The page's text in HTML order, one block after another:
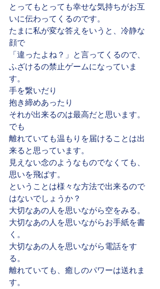
とってもとっても幸せな気持ちがお互
いに伝わってくるのです。
たまに私が変な答えをいうと、冷静な
顔で
「違ったよね？」と言ってくるので、
ふざけるの禁止ゲームになっていま
す。
手を繋いだり
抱き締めあったり
それが出来るのは最高だと思います。
でも
離れていても温もりを届けることは出
来ると思っています。
見えない念のようなものでなくても、
思いを飛ばす。
ということは様々な方法で出来るので
はないでしょうか？
大切なあの人を思いながら空をみる。
大切なあの人を思いながらお手紙を書
く。
大切なあの人を思いながら電話をす
る。
離れていても、癒しのパワーは送れま
す。